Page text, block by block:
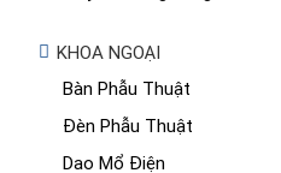
KHOA NGOẠI
Bàn Phẫu Thuật
Đèn Phẫu Thuật
Dao Mổ Điện